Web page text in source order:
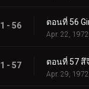
1 - 56
Apr. 22, 1972
1 - 57
Apr. 29, 1972